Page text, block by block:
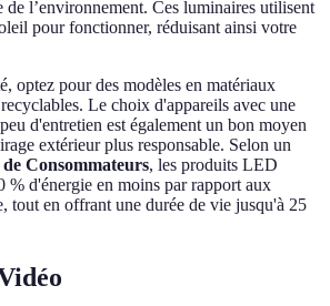
de l’environnement. Ces luminaires utilisent
pour fonctionner, réduisant ainsi votre
optez pour des modèles en matériaux
Le choix d'appareils avec une
d'entretien est également un bon moyen
extérieur plus responsable. Selon un
Consommateurs, les produits LED
% d'énergie en moins par rapport aux
tout en offrant une durée de vie jusqu'à 25